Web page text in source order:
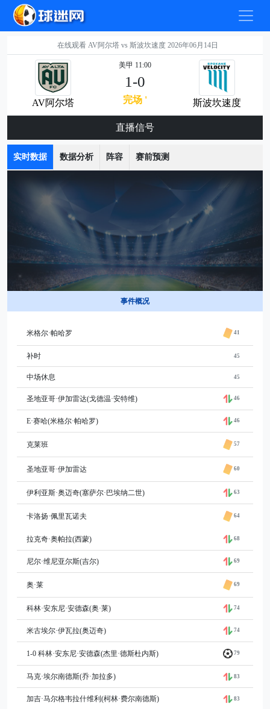
在线观看 AV阿尔塔 vs 斯波坎速度 2026年06月14日
AV阿尔塔
美甲 11:00
1-0
完场 ' 斯波坎速度
直播信号
实时数据 数据分析 阵容 赛前预测
事件概况
米格尔·帕哈罗 41
补时 45
中场休息 45
圣地亚哥·伊加雷达(戈德温·安特维) 46
E·赛哈(米格尔·帕哈罗) 46
克莱班 57
圣地亚哥·伊加雷达 60
伊利亚斯·奥迈奇(塞萨尔·巴埃纳二世) 63
卡洛扬·佩里瓦诺夫 64
拉克奇·奥帕拉(西蒙) 68
尼尔·维尼亚尔斯(吉尔) 69
奥·莱 69
科林·安东尼·安德森(奥·莱) 74
米古埃尔·伊瓦拉(奥迈奇) 74
1-0 科林·安东尼·安德森(杰里·德斯杜内斯) 79
马克·埃尔南德斯(乔·加拉多) 83
加吉·马尔格韦拉什维利(柯林·费尔南德斯) 83